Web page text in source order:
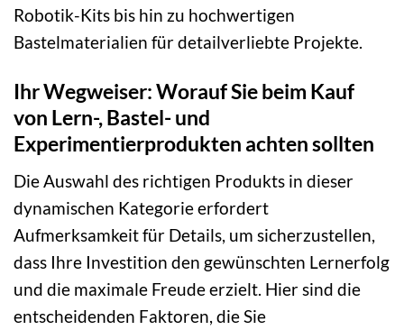
Robotik-Kits bis hin zu hochwertigen
Bastelmaterialien für detailverliebte Projekte.
Ihr Wegweiser: Worauf Sie beim Kauf
von Lern-, Bastel- und
Experimentierprodukten achten sollten
Die Auswahl des richtigen Produkts in dieser
dynamischen Kategorie erfordert
Aufmerksamkeit für Details, um sicherzustellen,
dass Ihre Investition den gewünschten Lernerfolg
und die maximale Freude erzielt. Hier sind die
entscheidenden Faktoren, die Sie